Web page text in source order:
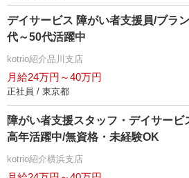
デイサービス 障がい者支援員/ブラ
代～50代活躍中
kotrio紹介品川支店
月給24万円～40万円
正社員 / 東京都
障がい者支援スタッフ・デイサービ
高年活躍中/無資格・未経験OK
kotrio紹介横浜支店